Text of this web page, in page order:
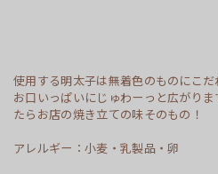
使用する明太子は無着色のものにこ
お口いっぱいにじゅわーっと広がり
たらお店の焼き立ての味そのもの！
アレルギー：小麦・乳製品・卵